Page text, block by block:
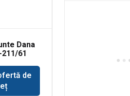
Dana
61
de